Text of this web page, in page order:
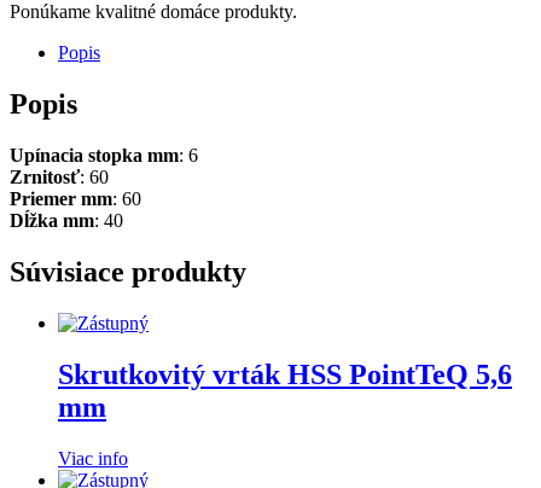
Ponúkame kvalitné domáce produkty.
Popis
Popis
Upínacia stopka mm: 6
Zrnitosť: 60
Priemer mm: 60
Dĺžka mm: 40
Súvisiace produkty
Skrutkovitý vrták HSS PointTeQ 5,6
mm
Viac info